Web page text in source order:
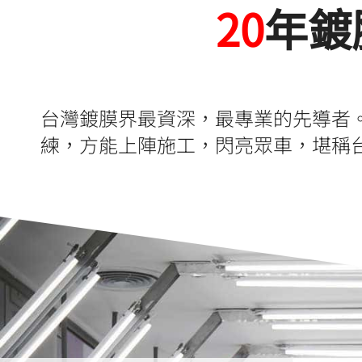
20年
台灣鍍膜界最資深，最專業的先導
練，方能上陣施工，閃亮眾車，堪稱